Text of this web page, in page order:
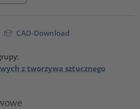
CAD-Download
z tworzywa sztucznego